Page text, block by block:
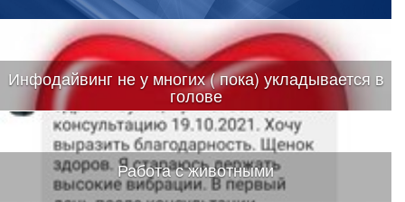
Инфодайвинг не у многих ( пока) укладывается в
голове
Работа с животными